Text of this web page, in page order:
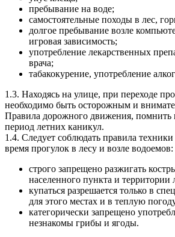
пребывание на воде;
самостоятельные походы в лес,
долгое пребывание возле
игровая зависимость;
употребление лекарственных
врача;
табакокурение, употребление
1.3. Находясь на улице, при переходе
необходимо быть осторожным и
Правила дорожного движения, помнить
период летних каникул.
1.4. Следует соблюдать правила техники
время прогулок в лесу и возле водоемов:
строго запрещено разжигать
населенного пункта и территории
купаться разрешается только в
для этого местах и в теплую
категорически запрещено
незнакомы грибы и ягоды.